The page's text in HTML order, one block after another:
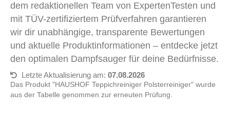
dem redaktionellen Team von ExpertenTesten und
mit TÜV-zertifiziertem Prüfverfahren garantieren
wir dir unabhängige, transparente Bewertungen
und aktuelle Produktinformationen – entdecke jetzt
den optimalen Dampfsauger für deine Bedürfnisse.
Letzte Aktualisierung am: 07.08.2026
Das Produkt "HAUSHOF Teppichreiniger Polsterreiniger" wurde
aus der Tabelle genommen zur erneuten Prüfung.